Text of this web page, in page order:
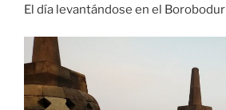
El día levantándose en el Borobodur